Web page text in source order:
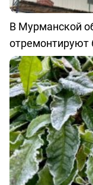
В Мурманской
отремонтируют